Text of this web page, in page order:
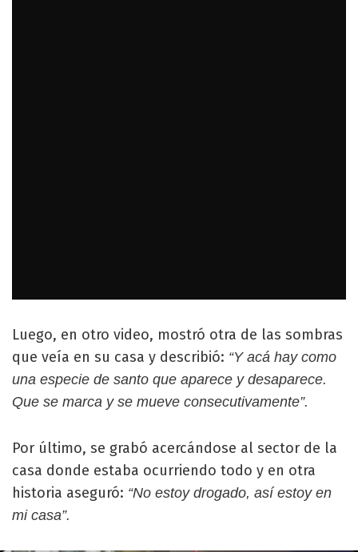
Luego, en otro video, mostró otra de las sombras
que veía en su casa y describió: “Y acá hay como
una especie de santo que aparece y desaparece.
Que se marca y se mueve consecutivamente”.
Por último, se grabó acercándose al sector de la
casa donde estaba ocurriendo todo y en otra
historia aseguró: “No estoy drogado, así estoy en
mi casa”.